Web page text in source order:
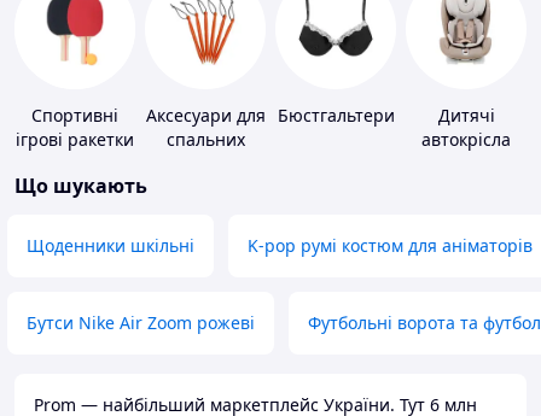
Спортивні
ігрові ракетки
Аксесуари для
спальних
Бюстгальтери
Дитячі
автокрісла
Що шукають
Щоденники шкільні K-pop румі костюм для аніматорів
Бутси Nike Air Zoom рожеві Футбольні ворота та
Prom — найбільший маркетплейс України. Тут 6 млн